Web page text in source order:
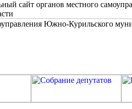
сайт органов местного